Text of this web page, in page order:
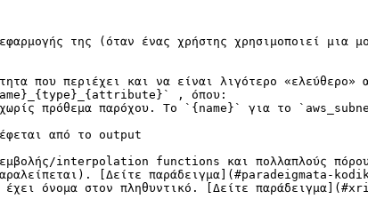
της (όταν ένας χρήστης χρησιμοποιεί μια
που περιέχει και να είναι λιγότερο «ελεύθερο»
, όπου:
interpolation functions και πολλαπλούς
[Δείτε παράδειγμα](#paradeigmata-
έχει όνομα στον πληθυντικό. [Δείτε